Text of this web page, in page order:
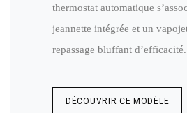
thermostat automatique
jeannette intégrée et un
repassage bluffant d’efficacité.
DÉCOUVRIR CE MODÈLE